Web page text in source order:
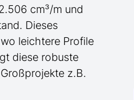
cm³/m und
Dieses
leichtere Profile
diese robuste
z.B.